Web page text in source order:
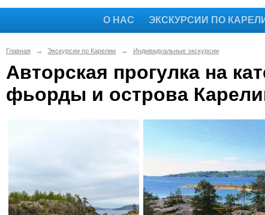
О НАС ЭКСКУРСИИ ПО
Главная → Экскурсии по Карелии → Индивидуальные экскурсии
Авторская прогулка на
фьорды и острова